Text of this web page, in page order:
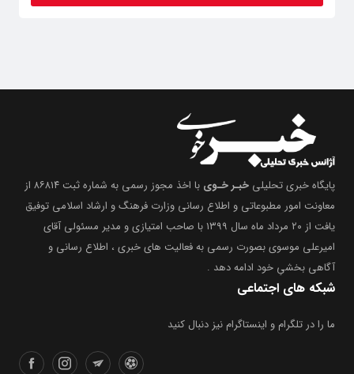
پایگاه خبری تحلیلی خبـر خـوی
با اخذ مجوز رسمی به شماره ثبت ۸۶۸۱۴ از
معاونت امور مطبوعاتی و اطلاع رسانی وزارت فرهنگ و ارشاد اسلامی توفیق
یافت از ۲۰ مرداد ماه سال ۱۳۹۹ با صاحب امتیازی و مدیر مسئولی آقای
امیرعلی موسوی بصورت رسمی به فعالیت های خبری ، اطلاع رسانی و
آگاهی بخشیِ خود ادامه دهد .
شبکه های اجتماعی
ما را در تلگرام و اینستاگرام نیز دنبال کنید